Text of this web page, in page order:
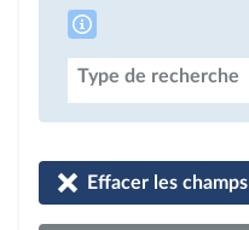
Type de recherche
Effacer les champs